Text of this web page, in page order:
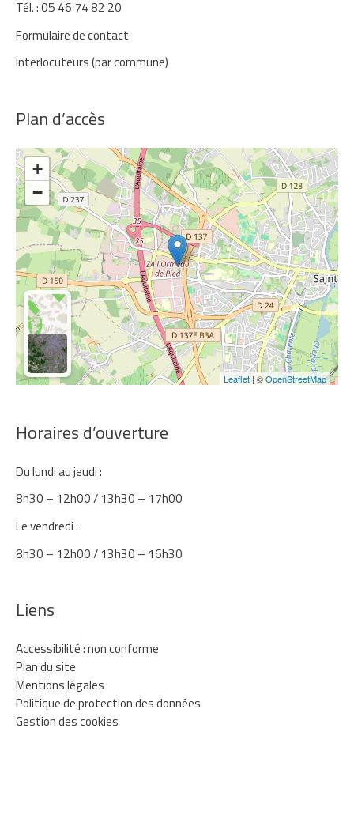
Tél. : 05 46 74 82 20
Formulaire de contact
Interlocuteurs (par commune)
Plan d’accès
+
−
Leaflet | ©OpenStreetMap
Horaires d’ouverture
Du lundi au jeudi :
8h30 – 12h00 / 13h30 – 17h00
Le vendredi :
8h30 – 12h00 / 13h30 – 16h30
Liens
Accessibilité : non conforme
Plan du site
Mentions légales
Politique de protection des données
Gestion des cookies